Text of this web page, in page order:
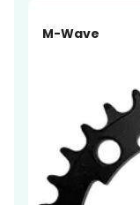
M-Wave